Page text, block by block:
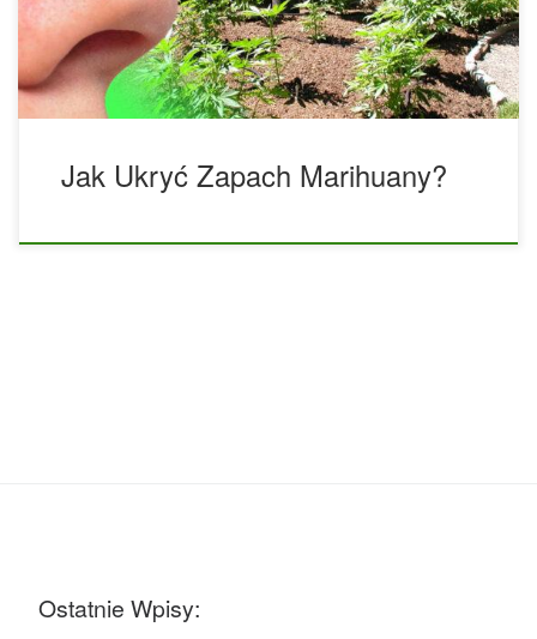
pochodzącego z ogrodu marihuany, a oto pięć z nich: 1.
Wybierz odmiany marihuany znane z łagodnego […]
Jak Ukryć Zapach Marihuany?
Ostatnie Wpisy: